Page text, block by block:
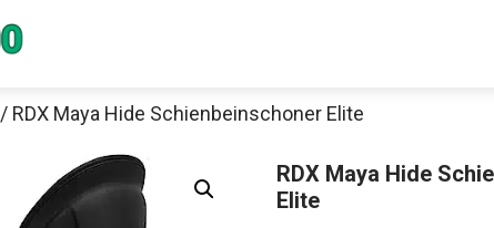
/ RDX Maya Hide Schienbeinschoner Elite
RDX Maya Hide
Elite